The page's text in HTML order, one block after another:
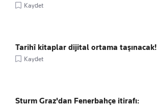
Kaydet
Tarihî kitaplar dijital ortama taşınacak!
Kaydet
Sturm Graz'dan Fenerbahçe itirafı: